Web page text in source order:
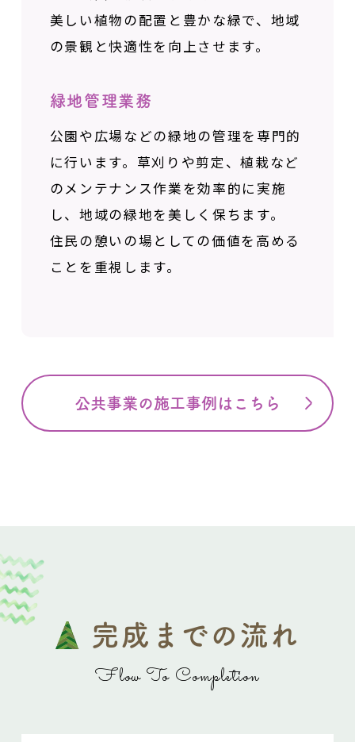
美しい植物の配置と豊かな緑で、 地域
の景観と快適性を向上させます。
緑地管理業務
公園や広場などの緑地の管理を専門的
に行います。 草刈りや剪定、植栽など
のメンテナンス作業を効率的に実施
し、地域の緑地を美しく保ちます。
住民の憩いの場としての価値を高める
ことを重視します。
公共事業の施工事例はこちら
完成までの流れ
Flow To Completion